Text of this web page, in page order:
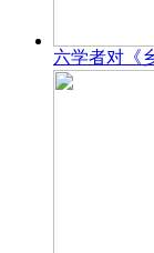
六学者对《